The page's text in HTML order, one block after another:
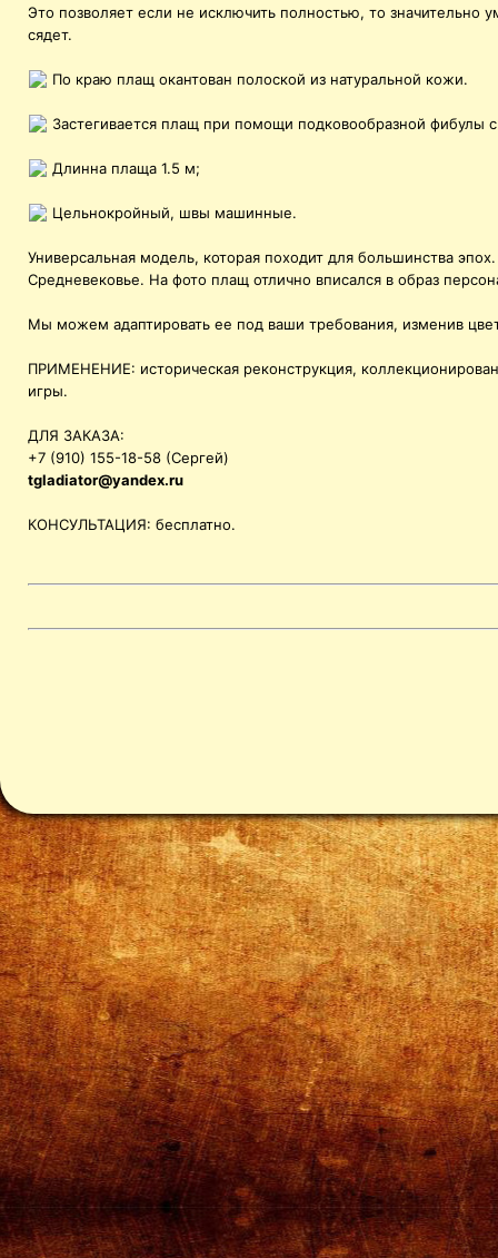
Это позволяет если не исключить полностью, то значительно
сядет.
По краю плащ окантован полоской из натуральной кожи.
Застегивается плащ при помощи подковообразной фибулы
Длинна плаща 1.5 м;
Цельнокройный, швы машинные.
Универсальная модель, которая походит для большинства
Средневековье. На фото плащ отлично вписался в образ
Мы можем адаптировать ее под ваши требования, изменив
ПРИМЕНЕНИЕ: историческая реконструкция,
игры.
ДЛЯ ЗАКАЗА:
+7 (910) 155-18-58 (Сергей)
tgladiator@yandex.ru
КОНСУЛЬТАЦИЯ: бесплатно.